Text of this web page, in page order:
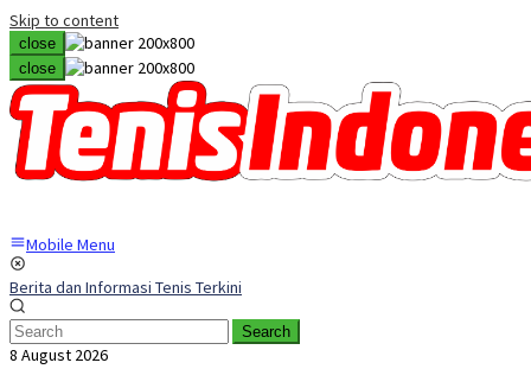
Skip to content
close
close
Mobile Menu
Berita dan Informasi Tenis Terkini
Search
8 August 2026